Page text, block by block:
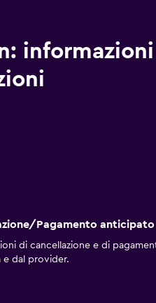
informazioni
Pagamento anticipato
di cancellazione e di
e dal provider.